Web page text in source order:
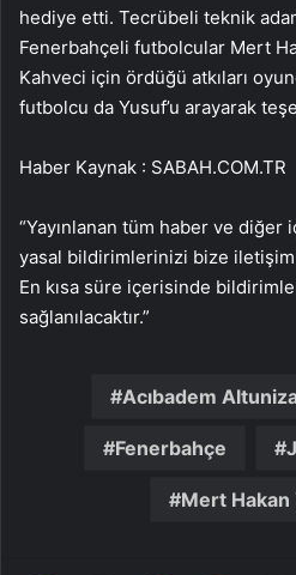
hediye etti. Tecrübeli teknik
Fenerbahçeli futbolcular Mert
Kahveci için ördüğü atkıları
futbolcu da Yusuf’u arayarak
Haber Kaynak : SABAH.COM.TR
“Yayınlanan tüm haber ve
yasal bildirimlerinizi bize
En kısa süre içerisinde
sağlanılacaktır.”
Acıbadem
Fenerbahçe
Mert Hakan